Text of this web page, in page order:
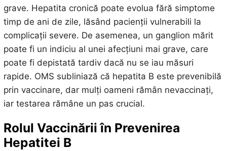
grave. Hepatita cronică poate evolua fără simptome
timp de ani de zile, lăsând pacienții vulnerabili la
complicații severe. De asemenea, un ganglion mărit
poate fi un indiciu al unei afecțiuni mai grave, care
poate fi depistată tardiv dacă nu se iau măsuri
rapide. OMS subliniază că hepatita B este prevenibilă
prin vaccinare, dar mulți oameni rămân nevaccinați,
iar testarea rămâne un pas crucial.
Rolul Vaccinării în Prevenirea
Hepatitei B